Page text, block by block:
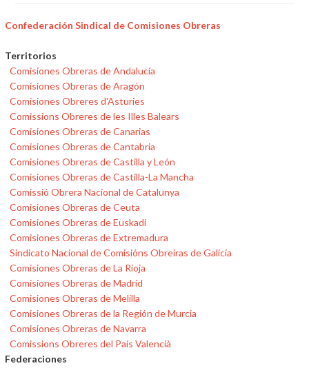
Confederación Sindical de Comisiones Obreras
Territorios
Comisiones Obreras de Andalucía
Comisiones Obreras de Aragón
Comisiones Obreres d'Asturies
Comissions Obreres de les Illes Balears
Comisiones Obreras de Canarias
Comisiones Obreras de Cantabria
Comisiones Obreras de Castilla y León
Comisiones Obreras de Castilla-La Mancha
Comissió Obrera Nacional de Catalunya
Comisiones Obreras de Ceuta
Comisiones Obreras de Euskadi
Comisiones Obreras de Extremadura
Sindicato Nacional de Comisións Obreiras de Galicia
Comisiones Obreras de La Rioja
Comisiones Obreras de Madrid
Comisiones Obreras de Melilla
Comisiones Obreras de la Región de Murcia
Comisiones Obreras de Navarra
Comissions Obreres del País Valencià
Federaciones